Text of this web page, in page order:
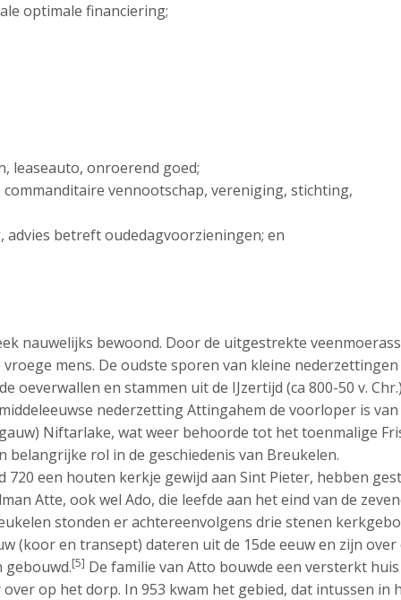
optimale financiering;
leaseauto, onroerend goed;
commanditaire vennootschap, vereniging, stichting,
advies betreft oudedagvoorzieningen; en
nauwelijks bewoond. Door de uitgestrekte
mens. De oudste sporen van kleine
oeverwallen en stammen uit de IJzertijd (ca 800-50 v.
nederzetting Attingahem de voorloper is van
Niftarlake, wat weer behoorde tot het toenmalige
belangrijke rol in de geschiedenis van Breukelen.
720 een houten kerkje gewijd aan Sint Pieter, hebben
Atte, ook wel Ado, die leefde aan het eind van de
stonden er achtereenvolgens drie stenen
(koor en transept) dateren uit de 15de eeuw en zijn over
gebouwd.[5] De familie van Atto bouwde een versterkt huis
op het dorp. In 953 kwam het gebied, dat intussen in